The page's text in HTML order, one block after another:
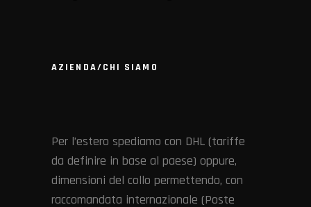
AZIENDA/CHI SIAMO
Per l’estero spediamo con DHL (tariffe
da definire in base al paese) oppure,
dimensioni del collo permettendo, con
raccomandata internazionale (Poste